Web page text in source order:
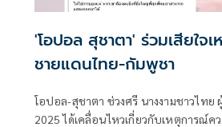
'โอปอล สุชาตา' ร่วมเสียใจ
ชายแดนไทย-กัมพูชา
โอปอล-สุชาตา ช่วงศรี นางงามชาวไทย
2025 ได้เคลื่อนไหวเกี่ยวกับเหตุการณ์ค